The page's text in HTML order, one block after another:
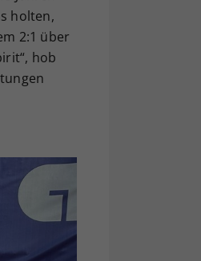
holten,
2:1 über
hob